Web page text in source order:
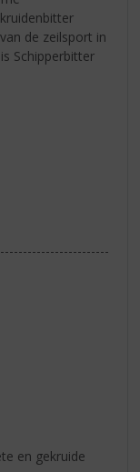
de zeilsport in
Schipperbitter
en gekruide